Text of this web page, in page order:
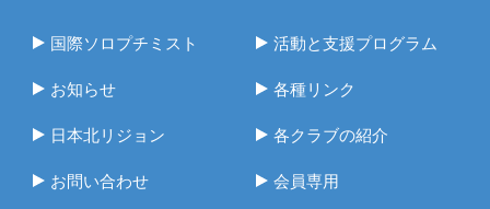
国際ソロプチミスト 活動と支援プログラム
お知らせ 各種リンク
日本北リジョン 各クラブの紹介
お問い合わせ 会員専用